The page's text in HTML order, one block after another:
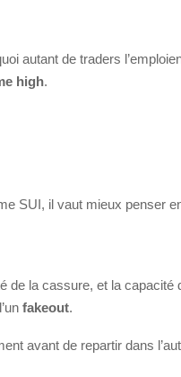
autant de traders
high.
SUI, il vaut mieux penser
de la cassure, et la capacité
fakeout.
avant de repartir dans